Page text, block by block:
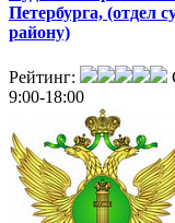
Петербурга, (отдел
району)
Рейтинг:
9:00-18:00